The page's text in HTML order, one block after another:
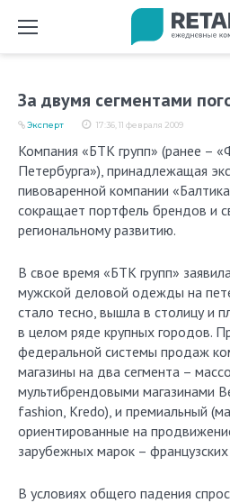
За двумя сегментами
17:36, 11 февраля 2009
Эксперт
Компания «БТК групп» (ранее – «Фабрики одежды Санкт-
Петербурга»), принадлежащая
пивоваренной компании
сокращает портфель брендов и
региональному развитию.
В свое время «БТК групп»
мужской деловой одежды на
стало тесно, вышла в столицу и
в целом ряде крупных городов.
федеральной системы продаж
магазины на два сегмента –
мультибрендовыми магазинами
fashion, Kredo), и премиальный
ориентированные на
зарубежных марок – французских
В условиях общего падения